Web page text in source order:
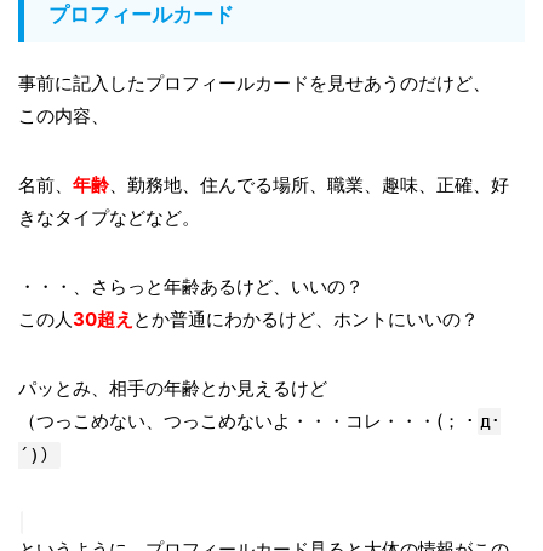
プロフィールカード
事前に記入したプロフィールカードを見せあうのだけど、
この内容、
名前、 年齢、勤務地、住んでる場所、職業、趣味、正確、好
きなタイプなどなど。
・・・、さらっと年齢あるけど、いいの？
この人30超え とか普通にわかるけど、ホントにいいの？
パッとみ、相手の年齢とか見えるけど
（つっこめない、つっこめないよ・・・コレ・・・(； ･ д･
´)）